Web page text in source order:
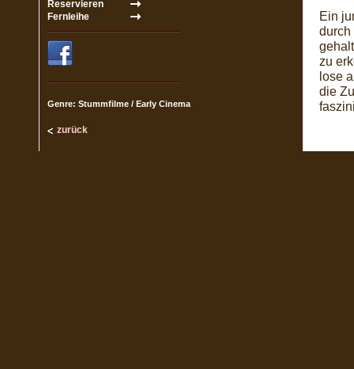
Genre: Stummfilme / Early Cinema
zurück
Ein
durch
zu
lose
die